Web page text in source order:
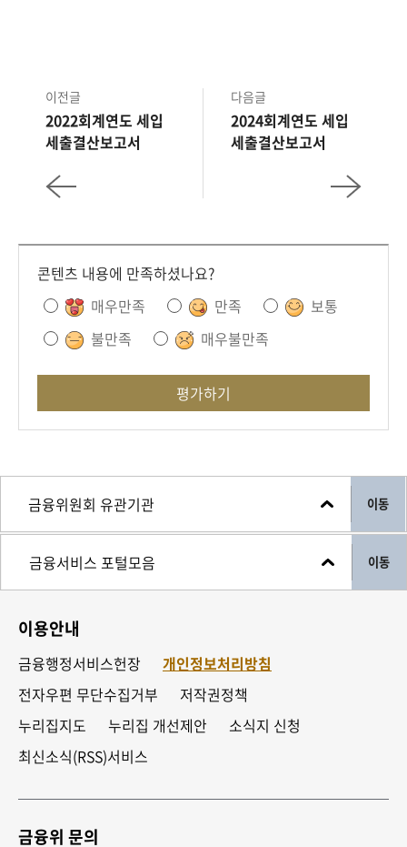
이전글
2022회계연도 세입
세출결산보고서
다음글
2024회계연도 세입
세출결산보고서
콘텐츠 내용에 만족하셨나요?
매우만족
만족
보통
불만족
매우불만족
평가하기
이동
이동
이용안내
금융행정서비스헌장
개인정보처리방침
전자우편 무단수집거부
저작권정책
누리집지도
누리집 개선제안
소식지 신청
최신소식(RSS)서비스
금융위 문의